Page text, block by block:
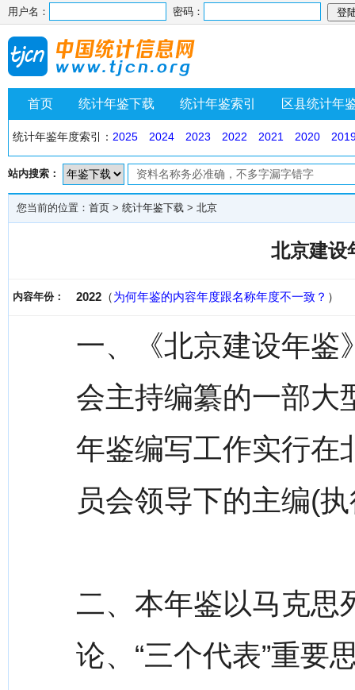
用户名： 密码：
首页 统计年鉴下载 统计年鉴索引 区县统计年
统计年鉴年度索引： 2025 2024 2023 2022 2021 2020
站内搜索：
您当前的位置： 首页 > 统计年鉴下载 > 北京
北京建设
内容年份： 2022 （为何年鉴的内容年度跟名称年度不一致？ ）
一、《北京建设年鉴
会主持编纂的一部大
年鉴编写工作实行在
员会领导下的主编(
二、本年鉴以马克思
论、“三个代表”重要